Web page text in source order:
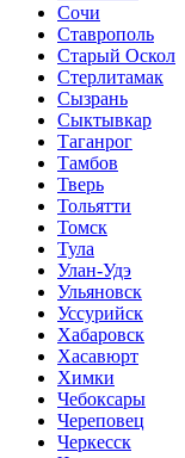
Сочи
Ставрополь
Старый Оскол
Стерлитамак
Сызрань
Сыктывкар
Таганрог
Тамбов
Тверь
Тольятти
Томск
Тула
Улан-Удэ
Ульяновск
Уссурийск
Хабаровск
Хасавюрт
Химки
Чебоксары
Череповец
Черкесск